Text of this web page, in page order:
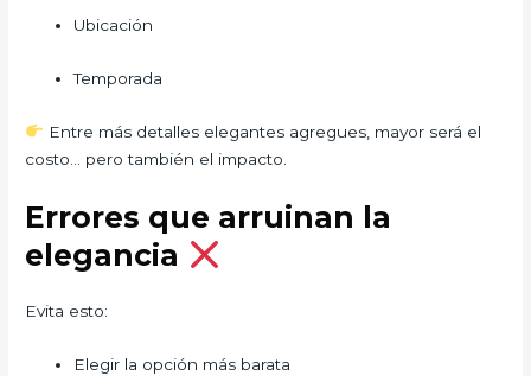
Ubicación
Temporada
Entre más detalles elegantes agregues, mayor será el
costo… pero también el impacto.
Errores que arruinan la
elegancia
Evita esto:
Elegir la opción más barata